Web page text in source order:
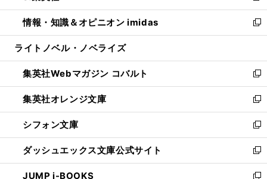
開
く
ウ
で
開
ン
ド
ウ
開
く
ウ
ィ
ン
ウ
で
開
く
し
い
ウ
ン
ド
ウ
で
開
く
情報・知識＆オピニオン imidas
新
し
ウ
ィ
ン
ド
ウ
で
開
く
ライトノベル・ノベライズ
集英社Webマガジン コバルト
新
し
い
ウ
ィ
ン
ド
ウ
で
集英社オレンジ文庫
新
し
い
ウ
ィ
ン
ド
シフォン文庫
新
し
い
ウ
ダッシュエックス文庫公式サイト
新
し
JUMP j-BOOKS